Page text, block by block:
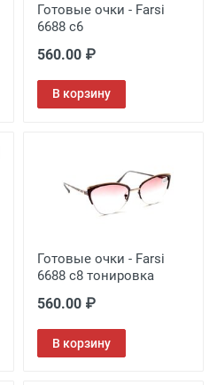
Готовые очки - Farsi
6688 c6
560.00 ₽
В корзину
Готовые очки - Farsi
6688 c8 тонировка
560.00 ₽
В корзину